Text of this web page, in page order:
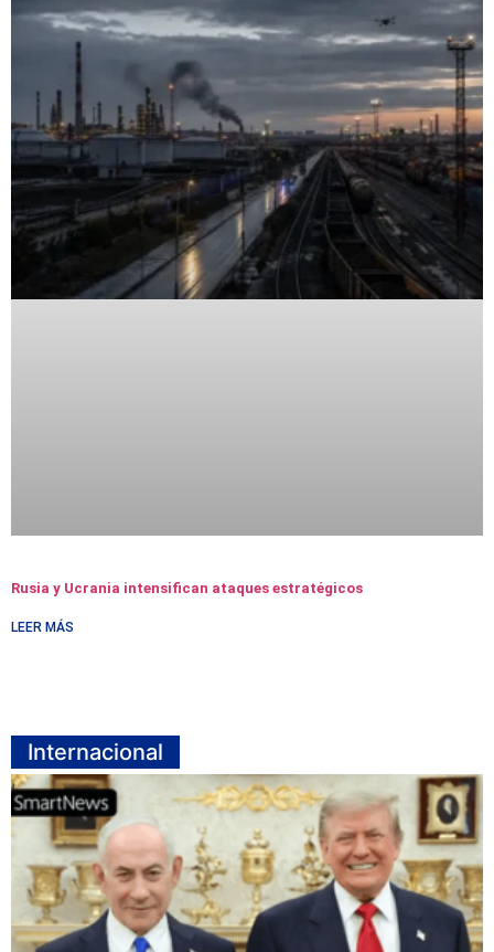
Rusia y Ucrania intensifican ataques estratégicos
LEER MÁS
Internacional